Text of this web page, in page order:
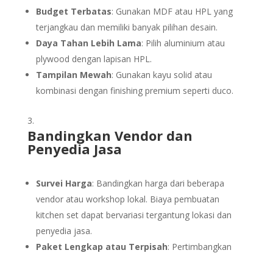
Budget Terbatas: Gunakan MDF atau HPL yang
terjangkau dan memiliki banyak pilihan desain.
Daya Tahan Lebih Lama: Pilih aluminium atau
plywood dengan lapisan HPL.
Tampilan Mewah: Gunakan kayu solid atau
kombinasi dengan finishing premium seperti duco.
Bandingkan Vendor dan
Penyedia Jasa
Survei Harga: Bandingkan harga dari beberapa
vendor atau workshop lokal. Biaya pembuatan
kitchen set dapat bervariasi tergantung lokasi dan
penyedia jasa.
Paket Lengkap atau Terpisah: Pertimbangkan